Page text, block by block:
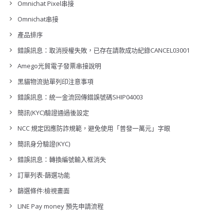
Omnichat Pixel串接
Omnichat串接
產品排序
錯誤訊息：取消授權失敗，已存在請款成功紀錄CANCEL03001
Amego光貿電子發票串接說明
黑貓物流拋單列印注意事項
錯誤訊息：統一金流回傳錯誤號碼SHIP04003
簡訊(KYC)驗證通過後設定
NCC 規定因應防詐規範，避免使用「普發一萬元」字眼
簡訊身分驗證(KYC)
錯誤訊息：轉換編號輸入框消失
訂單列表-篩選功能
篩選條件:檢視畫面
LINE Pay money 預先申請流程